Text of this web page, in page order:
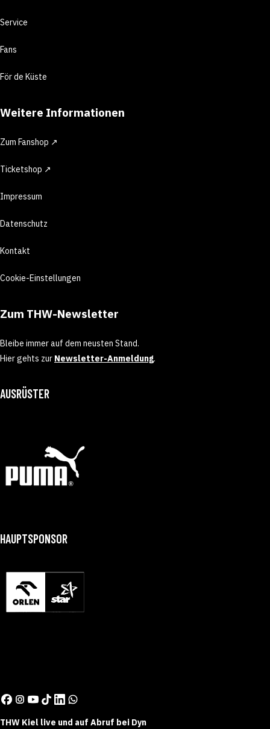
Service
Fans
För de Küste
Weitere Informationen
Zum Fanshop ↗
Ticketshop ↗
Impressum
Datenschutz
Kontakt
Cookie-Einstellungen
Zum THW-Newsletter
Bleibe immer auf dem neusten Stand.
Hier gehts zur Newsletter-Anmeldung.
AUSRÜSTER
HAUPTSPONSOR
THW Kiel live und auf Abruf bei Dyn